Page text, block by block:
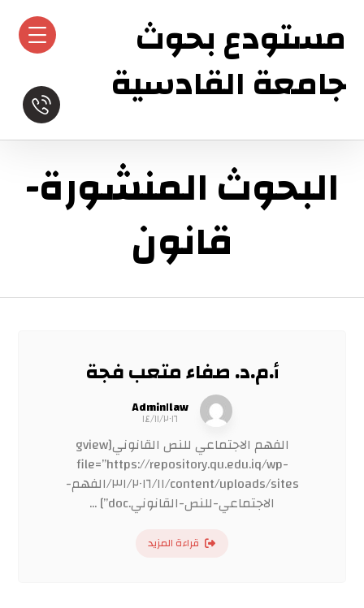
مستودع بحوث
جامعة القادسية
البحوث المنشورة-
قانون
أ.م.د. صفاء متعب فجة
Admin١law
١٤/١١/٢٠١٦
الفهم الاجتماعي للنص القانوني[gview
file=”https://repository.qu.edu.iq/wp-
content/uploads/sites/٣١/٢٠١٦/١١/الفهم-
الاجتماعي-للنص-القانوني.doc”] ...
قراءة المزيد